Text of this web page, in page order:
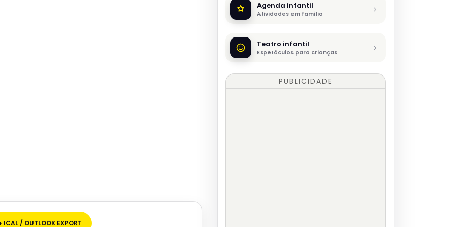
ICAL / OUTLOOK EXPORT
Agenda infantil
Atividades em família
Teatro infantil
Espetáculos para crianças
PUBLICIDADE